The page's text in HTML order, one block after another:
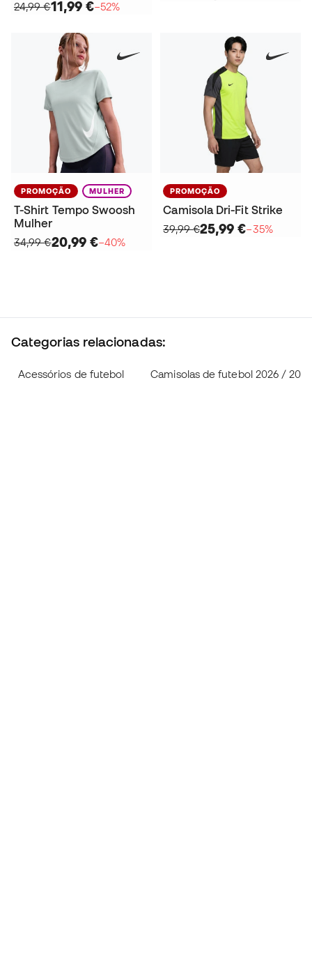
24,99 €11,99 €−52%
PROMOÇÃO MULHER
T-Shirt Tempo Swoosh
Mulher
34,99 €20,99 €−40%
PROMOÇÃO
Camisola Dri-Fit Strike
39,99 €25,99 €−35%
Categorias relacionadas:
Acessórios de futebol Camisolas de futebol 2026 / 2027